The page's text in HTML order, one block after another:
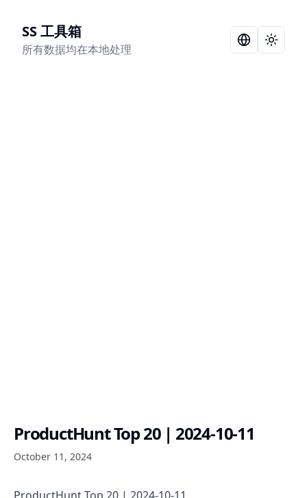
SS 工具箱
所有数据均在本地处理 Language
Toggle
ProductHunt Top 20 | 2024-10-11
October 11, 2024